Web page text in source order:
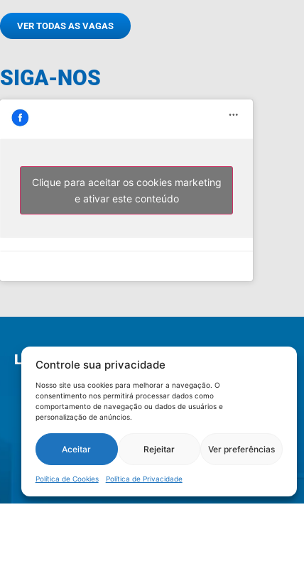
Controle sua privacidade
Nosso site usa cookies para melhorar a navegação. O
consentimento nos permitirá processar dados como
comportamento de navegação ou dados de usuários e
personalização de anúncios.
Aceitar Rejeitar Ver preferências
Política de Cookies Política de Privacidade
VER TODAS AS VAGAS
SIGA-NOS
Clique para aceitar os cookies marketing
e ativar este conteúdo
LOCALIZAÇÃO